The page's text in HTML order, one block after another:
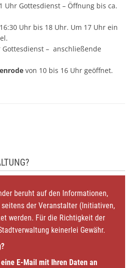
Uhr Gottesdienst – Öffnung bis ca.
Uhr bis 18 Uhr. Um 17 Uhr ein
– anschließende
von 10 bis 16 Uhr geöffnet.
beruht auf den Informationen,
der Veranstalter (Initiativen,
werden. Für die Richtigkeit der
keinerlei Gewähr.
E-Mail mit Ihren Daten an